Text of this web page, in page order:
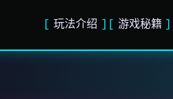
玩法介绍 游戏秘籍